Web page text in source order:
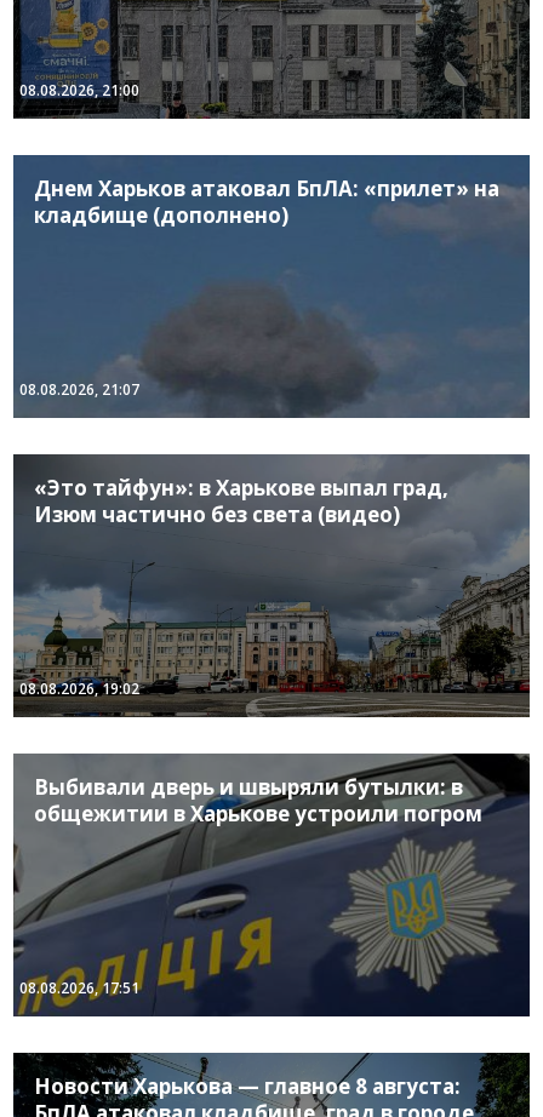
08.08.2026, 21:00
Днем Харьков атаковал БпЛА: «прилет» на
кладбище (дополнено)
08.08.2026, 21:07
«Это тайфун»: в Харькове выпал град,
Изюм частично без света (видео)
08.08.2026, 19:02
Выбивали дверь и швыряли бутылки: в
общежитии в Харькове устроили погром
08.08.2026, 17:51
Новости Харькова — главное 8 августа: